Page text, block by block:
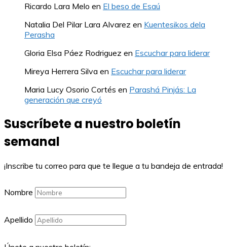
Ricardo Lara Melo en El beso de Esaú
Natalia Del Pilar Lara Alvarez en Kuentesikos dela
Perasha
Gloria Elsa Páez Rodriguez en Escuchar para liderar
Mireya Herrera Silva en Escuchar para liderar
Maria Lucy Osorio Cortés en Parashá Pinjás: La
generación que creyó
Suscríbete a nuestro boletín
semanal
¡Inscribe tu correo para que te llegue a tu bandeja de entrada!
Nombre
Apellido